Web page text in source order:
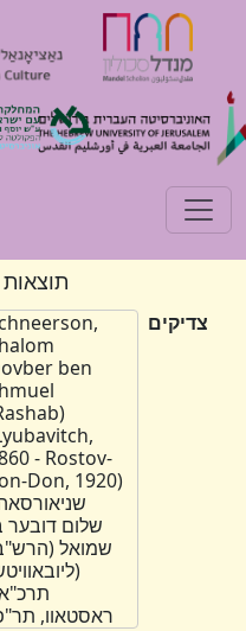
Toggle navigation
תוצאות
צדיקים
Schneerson,
Shalom
Dovber ben
Shmuel
(Rashab)
(Lyubavitch,
1860 - Rostov-
on-Don, 1920) -
שניאורסאהן,
שלום דובער בן
שמואל (הרש"ב)
(ליובאוויטש,
תרכ"א -
ראסטאוו, תר"פ)